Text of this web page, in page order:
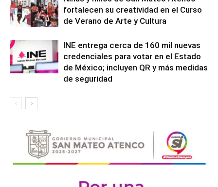
fortalecen su creatividad en el Curso
de Verano de Arte y Cultura
INE entrega cerca de 160 mil nuevas
credenciales para votar en el Estado
de México; incluyen QR y más medidas
de seguridad